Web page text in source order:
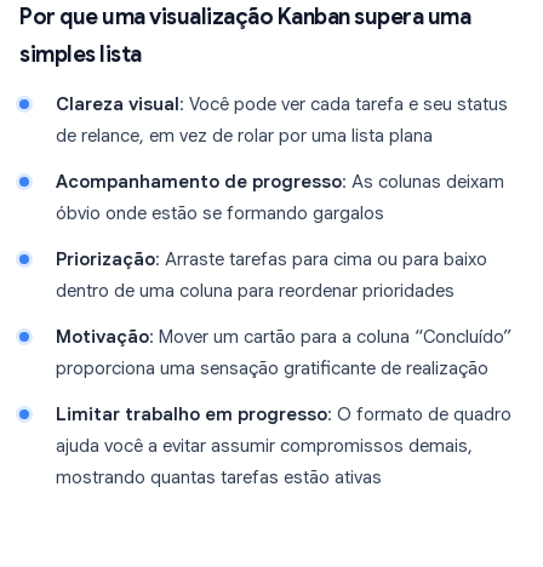
Por que uma visualização Kanban supera uma
simples lista
Clareza visual : Você pode ver cada tarefa e seu status
de relance, em vez de rolar por uma lista plana
Acompanhamento de progresso: As colunas deixam
óbvio onde estão se formando gargalos
Priorização: Arraste tarefas para cima ou para baixo
dentro de uma coluna para reordenar prioridades
Motivação: Mover um cartão para a coluna “Concluído”
proporciona uma sensação gratificante de realização
Limitar trabalho em progresso: O formato de quadro
ajuda você a evitar assumir compromissos demais,
mostrando quantas tarefas estão ativas